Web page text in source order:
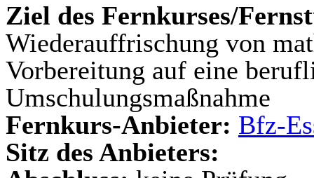
Ziel des Fernkurses/
Wiederauffrischung von
Vorbereitung auf eine
Umschulungsmaßnahme
Fernkurs-Anbieter: Bfz-
Sitz des Anbieters: